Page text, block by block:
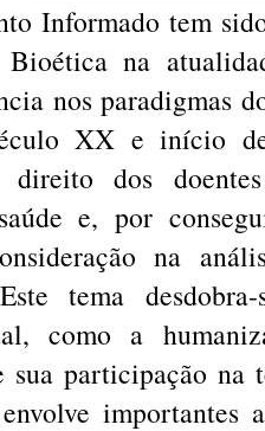
Informado tem
na
nos paradigmas
XX e início
direito dos
e, por
na
tema
como a
sua participação
importantes